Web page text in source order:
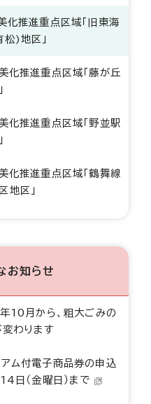
化推進重点区域「旧東海
)地区」
化推進重点区域「藤が丘
化推進重点区域「野並駅
化推進重点区域「鶴舞線
地区」
お知らせ
10月から、粗大ごみの
わります
ム付電子商品券の申込
日（金曜日）まで